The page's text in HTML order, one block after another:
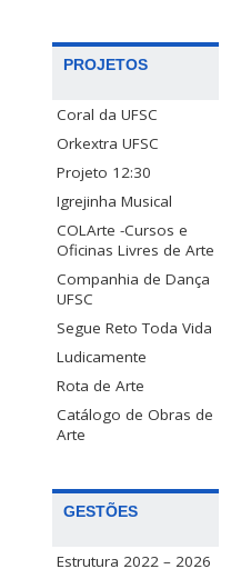
PROJETOS
Coral da UFSC
Orkextra UFSC
Projeto 12:30
Igrejinha Musical
COLArte -Cursos e
Oficinas Livres de Arte
Companhia de Dança
UFSC
Segue Reto Toda Vida
Ludicamente
Rota de Arte
Catálogo de Obras de
Arte
GESTÕES
Estrutura 2022 – 2026